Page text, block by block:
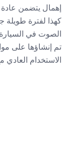
إهمال يتضمن
كهذا لفترة
الصوت في
تم إنشاؤها على
الاستخدام العادي